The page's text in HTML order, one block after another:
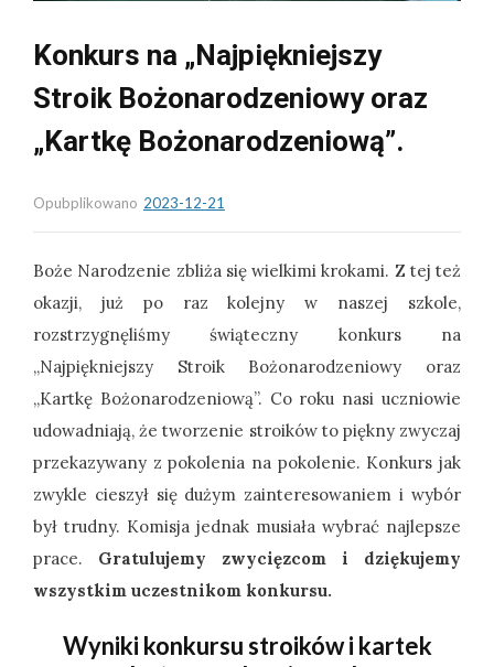
Konkurs na „Najpiękniejszy
Stroik Bożonarodzeniowy oraz
„Kartkę Bożonarodzeniową”.
Opubplikowano 2023-12-21
Boże Narodzenie zbliża się wielkimi krokami. Z tej też
okazji, już po raz kolejny w naszej szkole,
rozstrzygnęliśmy świąteczny konkurs na
„Najpiękniejszy Stroik Bożonarodzeniowy oraz
„Kartkę Bożonarodzeniową”. Co roku nasi uczniowie
udowadniają, że tworzenie stroików to piękny zwyczaj
przekazywany z pokolenia na pokolenie. Konkurs jak
zwykle cieszył się dużym zainteresowaniem i wybór
był trudny. Komisja jednak musiała wybrać najlepsze
prace. Gratulujemy zwycięzcom i dziękujemy
wszystkim uczestnikom konkursu.
Wyniki konkursu stroikówi kartek